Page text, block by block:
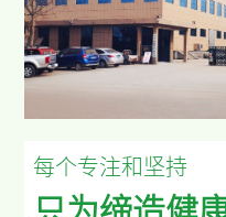
每个专注和坚持
只为缔造健